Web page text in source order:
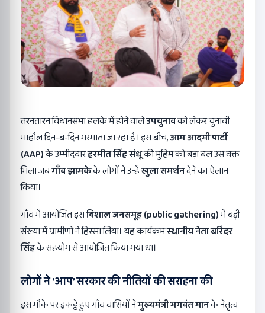
तरनतारन विधानसभा हलके में होने वालेउपचुनावको लेकर चुनावी
माहौल दिन-ब-दिन गरमाता जा रहा है। इस बीच,आम आदमी पार्टी
(AAP)के उम्मीदवारहरमीत सिंह संधूकी मुहिम को बड़ा बल उस वक्त
मिला जबगाँव झामकेके लोगों ने उन्हेंखुला समर्थनदेने का ऐलान
किया।
गाँव में आयोजित इसविशाल जनसमूह (public gathering)में बड़ी
संख्या में ग्रामीणों ने हिस्सा लिया। यह कार्यक्रमस्थानीय नेता बरिंदर
सिंहके सहयोग से आयोजित किया गया था।
लोगों ने ‘आप’ सरकार की नीतियों की सराहना की
इस मौके पर इकट्ठे हुए गाँव वासियों नेमुख्यमंत्री भगवंत मानके नेतृत्व